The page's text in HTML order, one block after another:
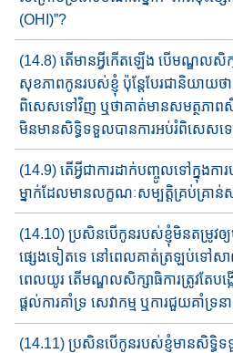
(OHI)”?
(14.8) តើមានអ្វីកើត​ឡើង​ បើ​មណ្ឌលសិ
សុខភាព​កូនរបស់ខ្ញុំ​ ប៉ុន្តែ​បែរជានិយាយថា​
ពិសេស​ទៅវិញ​ ឬ​ថា​គាត់​មានសមត្ថភាព​សិ
មិនមានសិទ្ធិ​ទទួល​បាន​ការអប់រំពិសេស​ទ
(14.9) តើអ្វីជា​ការដាក់បញ្ចូល​ទៅក្នុង​ក
ម្នាក់ដែល​មានលក្ខណៈសម្បត្តិគ្រប់គ្រា
(14.10) ប្រសិនបើកូនរបស់ខ្ញុំ​មិនតម្រូវ​ឲ្
ផ្សេងទៀត​ទេ នៅពេល​គាត់​ត្រឡប់ទៅសាល
ពេល​យូរ តើ​មណ្ឌលសិក្សាធិការ​ត្រូវតែបង្
ផ្តល់ការគាំទ្រ សេវាកម្ម​ ឬ​ការជួយគាំទ្រ​ន
(14.11) ប្រសិនបើកូនរបស់ខ្ញុំ​មានសិទ្ធិ​